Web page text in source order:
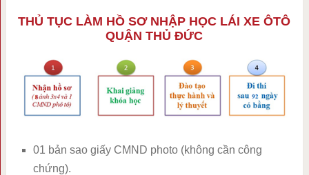
THỦ TỤC LÀM HỒ SƠ NHẬP HỌC LÁI XE ÔTÔ
QUẬN THỦ ĐỨC
01 bản sao giấy CMND photo (không cần công
chứng).